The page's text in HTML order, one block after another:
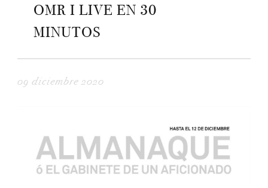
OMR I LIVE EN 30
MINUTOS
09 diciembre 2020